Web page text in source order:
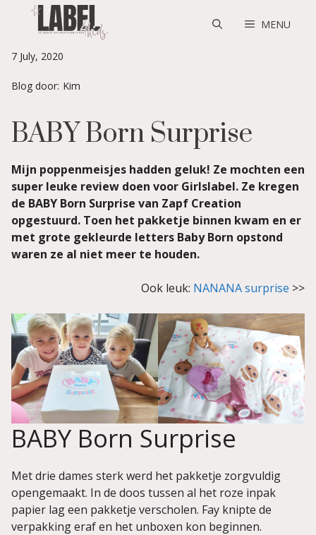
MENU
7 July, 2020
Blog door: Kim
BABY Born Surprise
Mijn poppenmeisjes hadden geluk! Ze mochten een
super leuke review doen voor Girlslabel. Ze kregen
de BABY Born Surprise van Zapf Creation
opgestuurd. Toen het pakketje binnen kwam en er
met grote gekleurde letters Baby Born opstond
waren ze al niet meer te houden.
Ook leuk: NANANA surprise >>
BABY Born Surprise
Met drie dames sterk werd het pakketje zorgvuldig
opengemaakt. In de doos tussen al het roze inpak
papier lag een pakketje verscholen. Fay knipte de
verpakking eraf en het unboxen kon beginnen.